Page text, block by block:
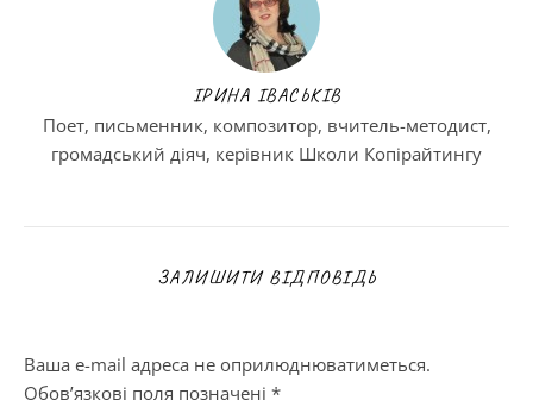
ІРИНА ІВАСЬКІВ
Поет, письменник, композитор, вчитель-методист,
громадський діяч, керівник Школи Копірайтингу
ЗАЛИШИТИ ВІДПОВІДЬ
Ваша e-mail адреса не оприлюднюватиметься.
Обов’язкові поля позначені *